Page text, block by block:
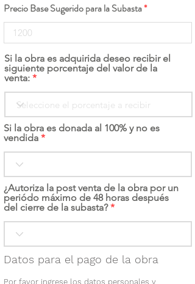
Precio Base Sugerido para la Subasta
Si la obra es adquirida deseo recibir el
siguiente porcentaje del valor de la
venta:
Si la obra es donada al 100% y no es
vendida
¿Autoriza la post venta de la obra por un
periódo máximo de 48 horas después
del cierre de la subasta?
Datos para el pago de la obra
Por favor ingrese los datos personales y